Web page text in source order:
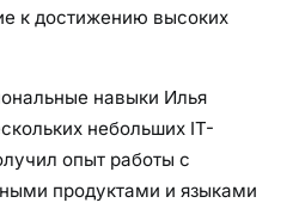
к достижению высоких
навыки Илья
небольших IT-
опыт работы с
продуктами и языками